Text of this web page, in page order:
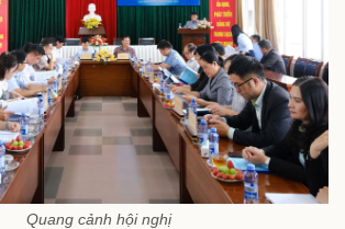
Quang cảnh hội nghị